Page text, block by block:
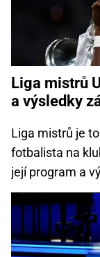
Liga mistrů
a výsledky
Liga mistrů je
fotbalista na
její program a